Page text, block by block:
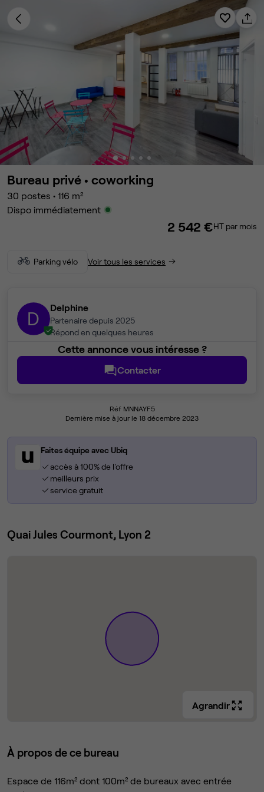
Bureau privé • coworking
30 postes • 116 m²
Dispo immédiatement
2 542 €HT par mois
Parking vélo Voir tous les services
D Delphine
Partenaire depuis 2025
Répond en quelques heures
Cette annonce vous intéresse ?
Contacter
Réf MNNAYF5
Dernière mise à jour le 18 décembre 2023
Faites équipe avec Ubiq
accès à 100% de l'offre
meilleurs prix
service gratuit
Quai Jules Courmont, Lyon 2
Agrandir
À propos de ce bureau
Espace de 116m² dont 100m² de bureaux avec entrée